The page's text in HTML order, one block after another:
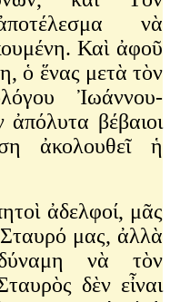
νὰ
Καὶ ἀφοῦ
ὁ ἕνας μετὰ τὸν
Ἰωάννου-
βέβαιοι
ἀκολουθεῖ ἡ
ἀδελφοί, μᾶς
μας, ἀλλὰ
νὰ τὸν
δὲν εἶναι